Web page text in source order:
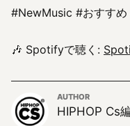
#NewMusic #おすす
🎶 Spotifyで聴く:
AUTHOR
HIPHOP Cs